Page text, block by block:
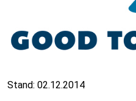
Stand: 02.12.2014